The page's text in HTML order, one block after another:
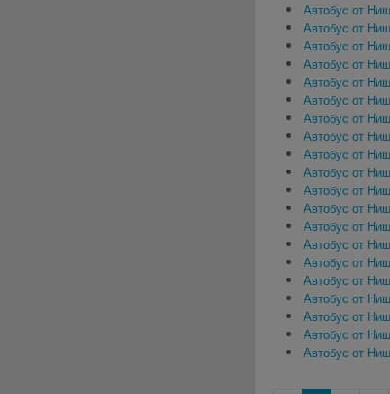
Автобус от
Автобус от
Автобус от
Автобус от
Автобус от
Автобус от
Автобус от
Автобус от
Автобус от
Автобус от
Автобус от
Автобус от
Автобус от
Автобус от
Автобус от
Автобус от
Автобус от
Автобус от
Автобус от
Автобус от